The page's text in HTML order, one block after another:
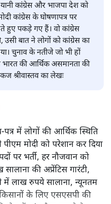
यानी कांग्रेस और भाजपा देश को
कांग्रेस के घोषणापत्र पर
हुए पकड़े गए हैं। वो कांग्रेस
उसी बात ने लोगों को कांग्रेस का
चुनाव के नतीजे जो भी हों
भारत की आर्थिक असमानता की
श्रीवास्तव का लेखः
में लोगों की आर्थिक स्थिति
मोदी को परेशान कर दिया
पर भर्ती, हर नौजवान को
की अप्रेंटिस गारंटी,
लाख रुपये सालाना, न्यूनतम
के लिए एसएसपी की